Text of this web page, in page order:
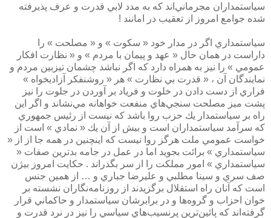
سياستمداران مجرماني‌اند كه به مدد لابي قدرت و عرف پذيرفته
شده جوامع امروز از تعقيب در امانند !
سياستمداري اگر در مدار خود « سكوت » و « مصلحت » را
داراست در همان حال « عهد و پيمان با مردم » و « نظارت افكار
عمومي » را نيز به همراه دارد كه اگر نباشد چشمان تيزبين مردم و
نمايندگان آن ، « قدرت بي نظارت » هر « روشنفكر آزاديخواه »
فراري از دست دادن در خلوت و فرياد بر آوردن در جلوت را نيز
پشت ميز مصلحت ‌سنجي‌هاي منفعت خواهانه مي‌نشاند و اگر اين
راه بر سياستمدار يك حزب روا باشد كه نيست از رئيس جمهوري
كه سرآمد سياستمداران است و بيش از آن يك « نمادي » است از
خواست عمومي ملت هرگز روا نيست كه اينچنين در همه جا از از «
سياستمداري‌ » برائت بجويد اما در عمل در جامه بدترين صفات «
سياستمداري » امور مملكت را از سر بگذراند . حكايت امروز بيژن
صف سري و سينا مطلبي و عليرضا جباري و … از همين جنس
است كه آنان راه استقلال برگزيدند از روزنامه‌نگاران نشسته بر
خوان احزاب و گروه‌ها و در برابرشان سياستمدار و حاكماني قرار
گرفته‌اند كه پائين‌ترين پرنسيب‌هاي سياسي را نيز در نرد قدرت و